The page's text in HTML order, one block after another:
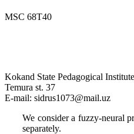
MSC 68T40
Kokand State Pedagogical
Temura st. 37
E-mail: sidrus1073@mail.uz
We consider a fuzzy-neural
separately.